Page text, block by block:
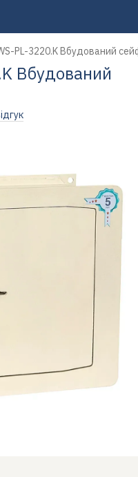
PL-3220.K Вбудований
Вбудований